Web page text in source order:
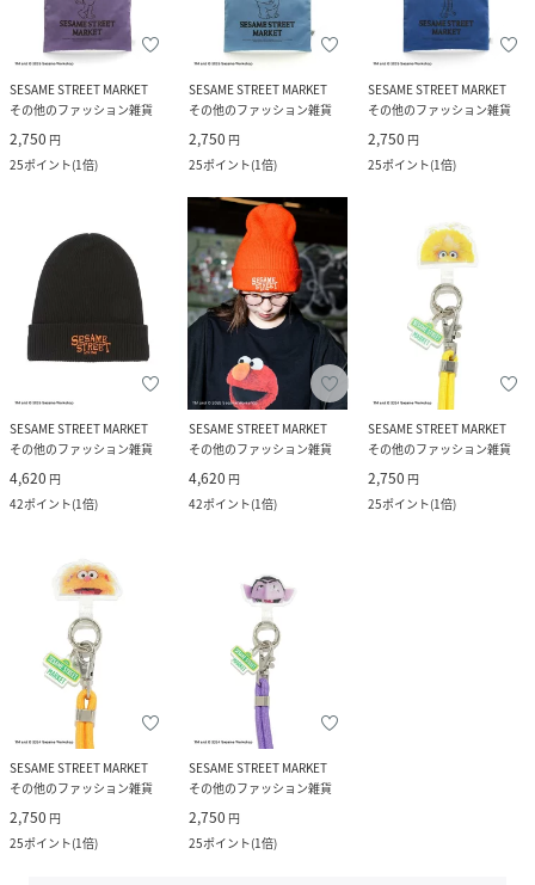
SESAME STREET MARKET
その他のファッション雑貨
2,750 円
25ポイント(1倍)
SESAME STREET MARKET
その他のファッション雑貨
2,750 円
25ポイント(1倍)
SESAME STREET MARKET
その他のファッション雑貨
2,750 円
25ポイント(1倍)
SESAME STREET MARKET
その他のファッション雑貨
4,620 円
42ポイント(1倍)
SESAME STREET MARKET
その他のファッション雑貨
4,620 円
42ポイント(1倍)
SESAME STREET MARKET
その他のファッション雑貨
2,750 円
25ポイント(1倍)
SESAME STREET MARKET
その他のファッション雑貨
2,750 円
25ポイント(1倍)
SESAME STREET MARKET
その他のファッション雑貨
2,750 円
25ポイント(1倍)